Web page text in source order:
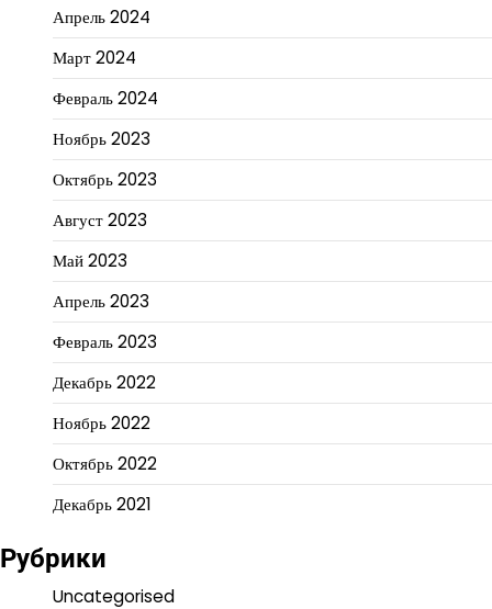
Апрель 2024
Март 2024
Февраль 2024
Ноябрь 2023
Октябрь 2023
Август 2023
Май 2023
Апрель 2023
Февраль 2023
Декабрь 2022
Ноябрь 2022
Октябрь 2022
Декабрь 2021
Рубрики
Uncategorised